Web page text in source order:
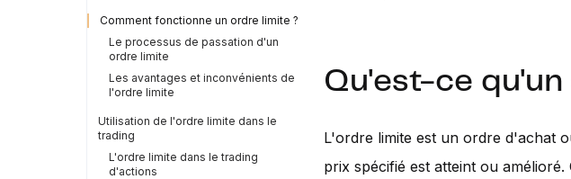
Comment fonctionne un ordre limite ?
Le processus de passation d'un
ordre limite
Les avantages et inconvénients de
l'ordre limite
Utilisation de l'ordre limite dans le
trading
L'ordre limite dans le trading
d'actions
Qu'est-ce
L'ordre limite est un ordre d'achat
prix spécifié est atteint ou